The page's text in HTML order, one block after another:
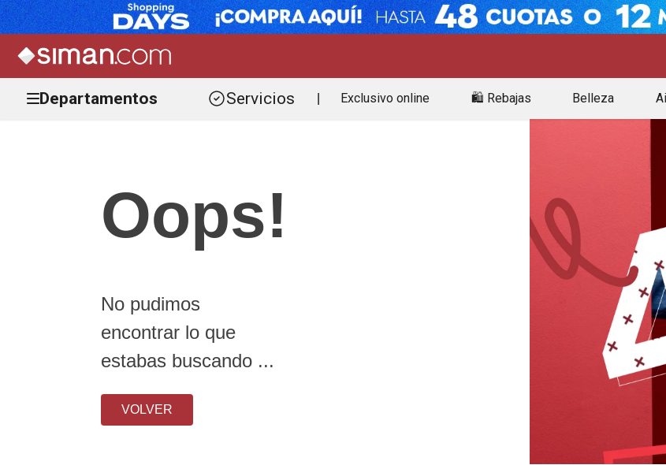
Departamentos Servicios Exclusivo online 🛍️ Rebajas Belleza
Oops!
No pudimos
encontrar lo que
estabas buscando ...
VOLVER